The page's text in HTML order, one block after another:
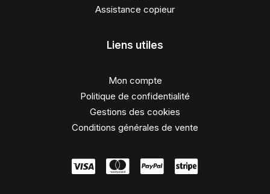
Assistance copieur
Liens utiles
Mon compte
Politique de confidentialité
Gestions des cookies
Conditions générales de vente